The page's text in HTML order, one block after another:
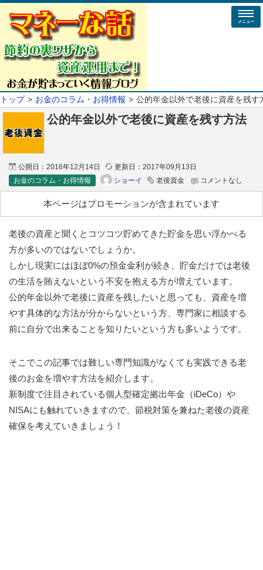
メニュー
トップ お金のコラム・お得情報 公的年金以外で老後に資産を残す
公的年金以外で老後に資産を残す方法
公開日： 2016年12月14日 更新日： 2017年09月13日
お金のコラム・お得情報
ショーイ 老後資金 コメントなし
本ページはプロモーションが含まれています
老後の資産と聞くとコツコツ貯めてきた貯金を思い浮かべる
方が多いのではないでしょうか。
しかし現実にはほぼ0%の預金金利が続き、貯金だけでは老後
の生活を賄えないという不安を抱える方が増えています。
公的年金以外で老後に資産を残したいと思っても、資産を増
やす具体的な方法が分からないという方、専門家に相談する
前に自分で出来ることを知りたいという方も多いようです。
そこでこの記事では難しい専門知識がなくても実践できる老
後のお金を増やす方法を紹介します。
新制度で注目されている個人型確定拠出年金（iDeCo）や
NISAにも触れていきますので、節税対策を兼ねた老後の資産
確保を考えていきましょう！